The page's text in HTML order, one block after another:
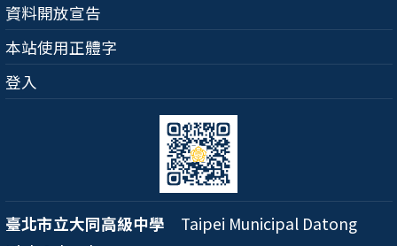
資料開放宣告
本站使用正體字
登入
臺北市立大同高級中學 Taipei Municipal Datong